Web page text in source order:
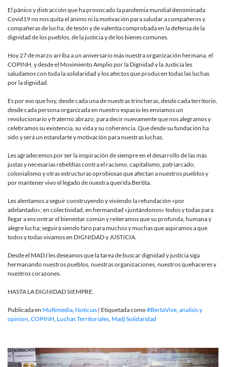
a
COPINH:
27
lucha
El pánico y distracción que ha provocado la pandemia mundial denominada
Covid19 no nos quita el ánimo ni la motivación para saludar a compañeros y
compañeras de lucha, de tesón y de valentía comprobada en la defensa de la
dignidad de los pueblos, de la justicia y de los bienes comunes.
Hoy 27 de marzo arriba a un aniversario más nuestra organización hermana, el
COPINH, y desde el Movimiento Amplio por la Dignidad y la Justicia les
saludamos con toda la solidaridad y los afectos que producen todas las luchas
por la dignidad.
Es por eso que hoy, desde cada una de nuestras trincheras, desde cada territorio,
desde cada persona organizada en nuestro espacio les enviamos un
revolucionario y fraterno abrazo, para decir nuevamente que nos alegramos y
celebramos su existencia, su vida y su coherencia. Que desde su fundación ha
sido y será un estandarte y motivación para nuestras luchas.
Les agradecemos por ser la inspiración de siempre en el desarrollo de las más
justas y necesarias rebeldías contra el racismo, capitalismo, patriarcado,
colonialismo y otras estructuras oprobiosas que afectan a nuestros pueblos y
por mantener vivo el legado de nuestra querida Bertita.
Les alentamos a seguir construyendo y viviendo la refundación «por
adelantado»; en colectividad, en hermandad «juntándonos» todos y todas para
llegar a encontrar el bienestar común y reiteramos que su profunda, humana y
alegre lucha; seguirá siendo faro para muchos y muchas que aspiramos a que
todos y todas vivamos en DIGNIDAD y JUSTICIA.
Desde el MADJ les deseamos que la tarea de buscar dignidad y justicia siga
hermanando nuestros pueblos, nuestras organizaciones, nuestros quehaceres y
nuestros corazones.
HASTA LA DIGNIDAD SIEMPRE.
Publicada en Multimedia Noticias | Etiquetada como#BertaVive analisis y
opinion COPINH Luchas Territoriales Madj Solidaridad